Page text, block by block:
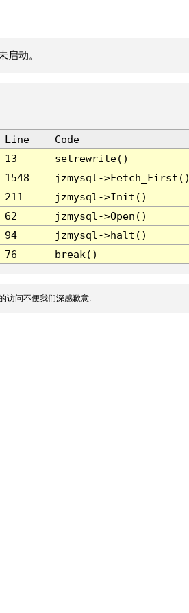
启动。
Line
Code
13
setrewrite()
1548
jzmysql-
211
jzmysql->Init()
62
jzmysql->Open()
94
jzmysql->halt()
76 break()
访问不便我们深感歉意.